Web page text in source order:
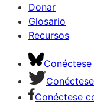
Donar
Glosario
Recursos
Conéctese